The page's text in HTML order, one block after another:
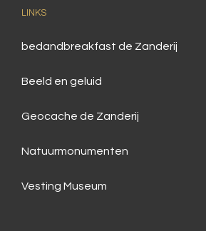
LINKS
bedandbreakfast de Zanderij
Beeld en geluid
Geocache de Zanderij
Natuurmonumenten
Vesting Museum